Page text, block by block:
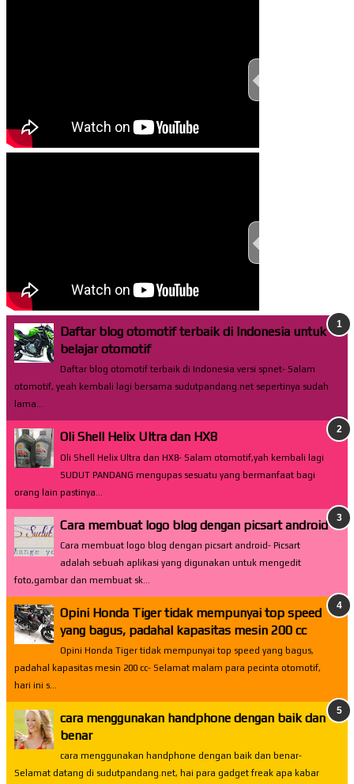
Daftar blog otomotif terbaik di Indonesia untuk
belajar otomotif
Daftar blog otomotif terbaik di Indonesia versi spnet- Salam
otomotif, yeah kembali lagi bersama sudutpandang.net sepertinya sudah
lama...
Oli Shell Helix Ultra dan HX8
Oli Shell Helix Ultra dan HX8- Salam otomotif,yah kembali lagi
SUDUT PANDANG mengupas sesuatu yang bermanfaat bagi
orang lain pastinya...
Cara membuat logo blog dengan picsart android
Cara membuat logo blog dengan picsart android- Picsart
adalah sebuah aplikasi yang digunakan untuk mengedit
foto,gambar dan membuat sk...
Opini Honda Tiger tidak mempunyai top speed
yang bagus, padahal kapasitas mesin 200 cc
Opini Honda Tiger tidak mempunyai top speed yang bagus,
padahal kapasitas mesin 200 cc- Selamat malam para pecinta otomotif,
hari ini s...
cara menggunakan handphone dengan baik dan
benar
cara menggunakan handphone dengan baik dan benar-
Selamat datang di sudutpandang.net, hai para gadget freak apa kabar